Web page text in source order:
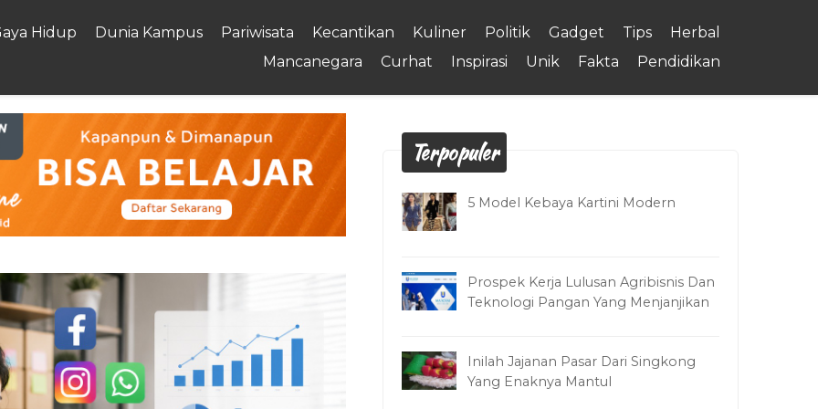
Hidup Dunia Kampus Pariwisata Kecantikan Kuliner Politik Gadget Tips
Herbal
Mancanegara
Curhat Inspirasi Unik Fakta Pendidikan
Terpopuler
5 Model Kebaya Kartini Modern
Prospek Kerja Lulusan Agribisnis Dan
Teknologi Pangan Yang Menjanjikan
Inilah Jajanan Pasar Dari Singkong
Yang Enaknya Mantul